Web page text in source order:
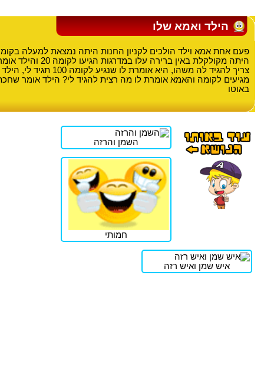
הילד ואמא שלו
היתה מקולקלת באין ברירה
צריך להגיד לה משהו, היא אומרת לו
מגיעים לקומה והאמא אומרת לו מה רצית להגיד לי? הילד אומר
באוטו
השמן והרזה
חמותי
איש שמן ואיש רזה